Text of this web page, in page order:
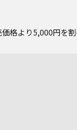
格より5,000円を割